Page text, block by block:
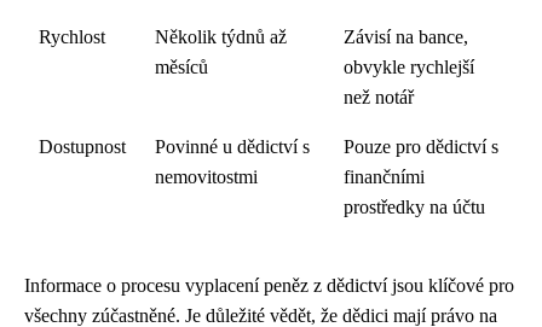
Rychlost
Několik týdnů až
měsíců
Závisí na bance,
obvykle rychlejší
než notář
Dostupnost
Povinné u dědictví s
nemovitostmi
Pouze pro dědictví s
finančními
prostředky na účtu
Informace o procesu vyplacení peněz z dědictví jsou klíčové pro
všechny zúčastněné. Je důležité vědět, že dědici mají právo na